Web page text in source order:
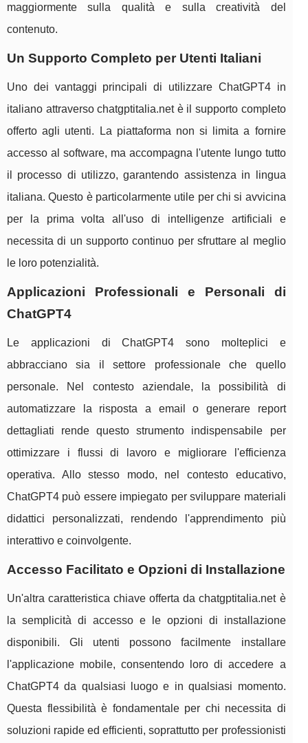
maggiormente sulla qualità e sulla creatività del
contenuto.
Un Supporto Completo per Utenti Italiani
Uno dei vantaggi principali di utilizzare ChatGPT4 in
italiano attraverso chatgptitalia.net è il supporto completo
offerto agli utenti. La piattaforma non si limita a fornire
accesso al software, ma accompagna l'utente lungo tutto
il processo di utilizzo, garantendo assistenza in lingua
italiana. Questo è particolarmente utile per chi si avvicina
per la prima volta all'uso di intelligenze artificiali e
necessita di un supporto continuo per sfruttare al meglio
le loro potenzialità.
Applicazioni Professionali e Personali di
ChatGPT4
Le applicazioni di ChatGPT4 sono molteplici e
abbracciano sia il settore professionale che quello
personale. Nel contesto aziendale, la possibilità di
automatizzare la risposta a email o generare report
dettagliati rende questo strumento indispensabile per
ottimizzare i flussi di lavoro e migliorare l'efficienza
operativa. Allo stesso modo, nel contesto educativo,
ChatGPT4 può essere impiegato per sviluppare materiali
didattici personalizzati, rendendo l'apprendimento più
interattivo e coinvolgente.
Accesso Facilitato e Opzioni di Installazione
Un'altra caratteristica chiave offerta da chatgptitalia.net è
la semplicità di accesso e le opzioni di installazione
disponibili. Gli utenti possono facilmente installare
l'applicazione mobile, consentendo loro di accedere a
ChatGPT4 da qualsiasi luogo e in qualsiasi momento.
Questa flessibilità è fondamentale per chi necessita di
soluzioni rapide ed efficienti, soprattutto per professionisti